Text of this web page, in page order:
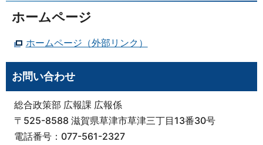
ホームページ
ホームページ（外部リンク）
お問い合わせ
総合政策部 広報課 広報係
〒525-8588 滋賀県草津市草津三丁目13番30号
電話番号：077-561-2327